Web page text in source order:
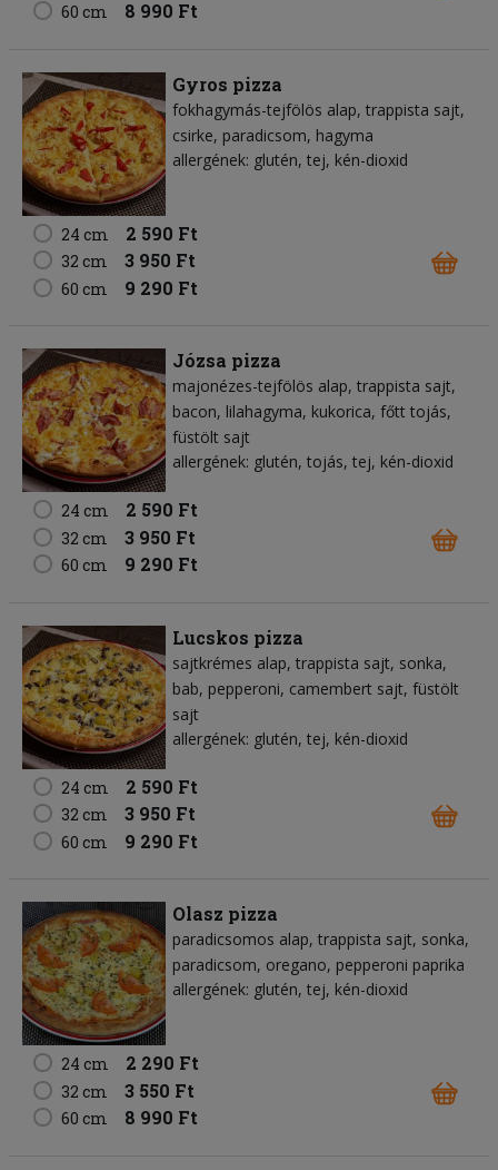
60 cm 8 990 Ft
Gyros pizza
fokhagymás-tejfölös alap trappista sajt
csirke paradicsom hagyma
allergének: glutén, tej, kén-dioxid
24 cm 2 590 Ft
32 cm 3 950 Ft
60 cm 9 290 Ft
Józsa pizza
majonézes-tejfölös alap trappista sajt
bacon lilahagyma kukorica főtt tojás
füstölt sajt
allergének: glutén, tojás, tej, kén-dioxid
24 cm 2 590 Ft
32 cm 3 950 Ft
60 cm 9 290 Ft
Lucskos pizza
sajtkrémes alap trappista sajt sonka
bab pepperoni camembert sajt füstölt
sajt
allergének: glutén, tej, kén-dioxid
24 cm 2 590 Ft
32 cm 3 950 Ft
60 cm 9 290 Ft
Olasz pizza
paradicsomos alap trappista sajt sonka
paradicsom oregano pepperoni paprika
allergének: glutén, tej, kén-dioxid
24 cm 2 290 Ft
32 cm 3 550 Ft
60 cm 8 990 Ft